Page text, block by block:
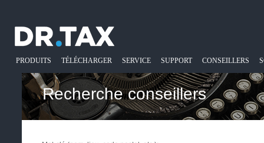
PRODUITS TÉLÉCHARGER SERVICE SUPPORT CONSEILLERS
Recherche conseillers